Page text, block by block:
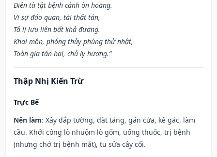
Điên tà tật bệnh cánh ôn hoàng.
Vi sự đáo quan, tài thất tán,
Tả lị lưu liên bất khả đương.
Khai môn, phóng thủy phùng thử nhật,
Toàn gia tán bại, chủ ly hương.”
Thập Nhị Kiến Trừ
Trực Bế
Nên làm: Xây đắp tường, đặt táng, gắn cửa, kê gác, làm
cầu. Khởi công lò nhuộm lò gốm, uống thuốc, trị bệnh
(nhưng chớ trị bệnh mắt), tu sửa cây cối.